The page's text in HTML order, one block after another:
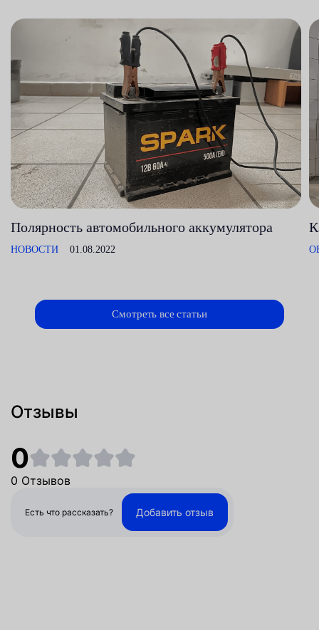
Полярность автомобильного аккумулятора
НОВОСТИ 01.08.2022
Смотреть все статьи
Отзывы
0
0 Отзывов
Есть что рассказать? Добавить отзыв